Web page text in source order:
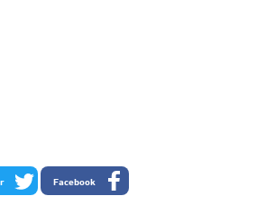
Facebook